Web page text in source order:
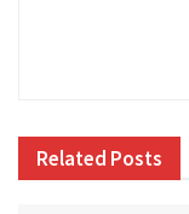
Related Posts